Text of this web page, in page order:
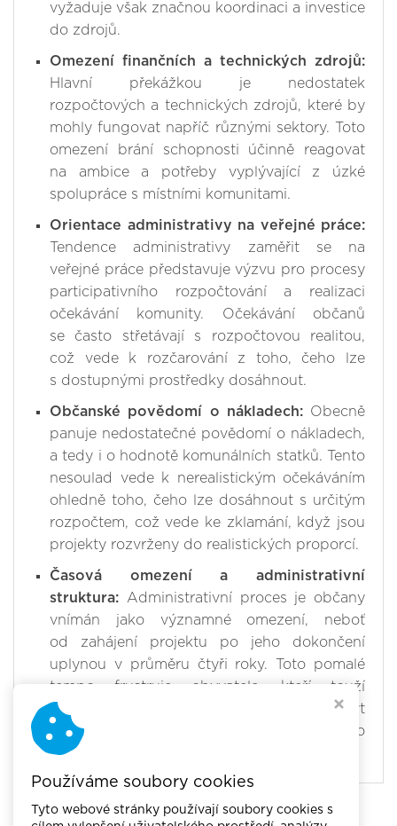
vyžaduje však značnou koordinaci a investice
do zdrojů.
Omezení finančních a technických zdrojů:
Hlavní překážkou je nedostatek
rozpočtových a technických zdrojů, které by
mohly fungovat napříč různými sektory. Toto
omezení brání schopnosti účinně reagovat
na ambice a potřeby vyplývající z úzké
spolupráce s místními komunitami.
Orientace administrativy na veřejné práce:
Tendence administrativy zaměřit se na
veřejné práce představuje výzvu pro procesy
participativního rozpočtování a realizaci
očekávání komunity. Očekávání občanů
se často střetávají s rozpočtovou realitou,
což vede k rozčarování z toho, čeho lze
s dostupnými prostředky dosáhnout.
Občanské povědomí o nákladech:Obecně
panuje nedostatečné povědomí o nákladech,
a tedy i o hodnotě komunálních statků. Tento
nesoulad vede k nerealistickým očekáváním
ohledně toho, čeho lze dosáhnout s určitým
rozpočtem, což vede ke zklamání, když jsou
projekty rozvrženy do realistických proporcí.
Časová omezení a administrativní
struktura: Administrativní proces je občany
vnímán jako významné omezení, neboť
od zahájení projektu po jeho dokončení
uplynou v průměru čtyři roky. Toto pomalé
tempo frustruje obyvatele, kteří touží
po zlepšení ve své obci, a může být
charakteristickým rysem italského
administrativního kontextu.
Používáme soubory cookies
Tyto webové stránky používají soubory cookies s